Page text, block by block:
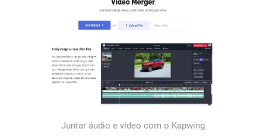
Juntar áudio e vídeo com o Kapwing